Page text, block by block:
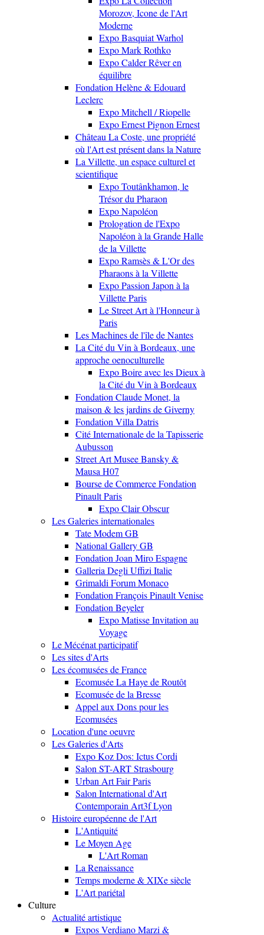
Morozov, Icone de l'Art
Moderne
Expo Basquiat Warhol
Expo Mark Rothko
Expo Calder Rêver en
équilibre
Fondation Helène & Edouard
Leclerc
Expo Mitchell / Riopelle
Expo Ernest Pignon Ernest
Château La Coste, une propriété
où l'Art est présent dans la Nature
La Villette, un espace culturel et
scientifique
Expo Toutânkhamon, le
Trésor du Pharaon
Expo Napoléon
Prologation de l'Expo
Napoléon à la Grande Halle
de la Villette
Expo Ramsès & L'Or des
Pharaons à la Villette
Expo Passion Japon à la
Villette Paris
Le Street Art à l'Honneur à
Paris
Les Machines de l'île de Nantes
La Cité du Vin à Bordeaux, une
approche oenoculturelle
Expo Boire avec les Dieux à
la Cité du Vin à Bordeaux
Fondation Claude Monet, la
maison & les jardins de Giverny
Fondation Villa Datris
Cité Internationale de la Tapisserie
Aubusson
Street Art Musee Bansky &
Mausa H07
Bourse de Commerce Fondation
Pinault Paris
Expo Clair Obscur
Les Galeries internationales
Tate Modem GB
National Gallery GB
Fondation Joan Miro Espagne
Galleria Degli Uffizi Italie
Grimaldi Forum Monaco
Fondation François Pinault Venise
Fondation Beyeler
Expo Matisse Invitation au
Voyage
Le Mécénat participatif
Les sites d'Arts
Les écomusées de France
Ecomusée La Haye de Routôt
Ecomusée de la Bresse
Appel aux Dons pour les
Ecomusées
Location d'une oeuvre
Les Galeries d'Arts
Expo Koz Dos: Ictus Cordi
Salon ST-ART Strasbourg
Urban Art Fair Paris
Salon International d'Art
Contemporain Art3f Lyon
Histoire européenne de l'Art
L'Antiquité
Le Moyen Age
L'Art Roman
La Renaissance
Temps moderne & XIXe siècle
L'Art pariétal
Culture
Actualité artistique
Expos Verdiano Marzi &